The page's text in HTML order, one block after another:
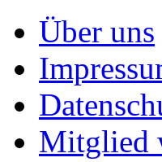
Über uns
Mitglied